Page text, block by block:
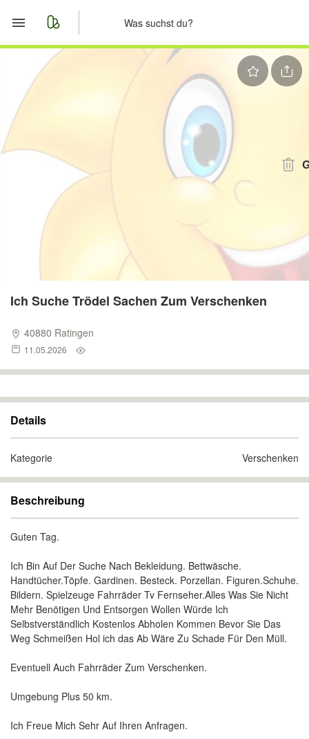
Start
Anzeige aufgeben
Ich Suche Trödel Sachen Zum Verschenken
40880 Ratingen
11.05.2026
Details
Kategorie Verschenken
Beschreibung
Guten Tag.
Ich Bin Auf Der Suche Nach Bekleidung. Bettwäsche.
Handtücher.Töpfe. Gardinen. Besteck. Porzellan. Figuren.Schuhe.
Bildern. Spielzeuge Fahrräder Tv Fernseher.Alles Was Sie Nicht
Mehr Benötigen Und Entsorgen Wollen Würde Ich
Selbstverständlich Kostenlos Abholen Kommen Bevor Sie Das
Weg Schmeißen Hol ich das Ab Wäre Zu Schade Für Den Müll.
Eventuell Auch Fahrräder Zum Verschenken.
Umgebung Plus 50 km.
Ich Freue Mich Sehr Auf Ihren Anfragen.